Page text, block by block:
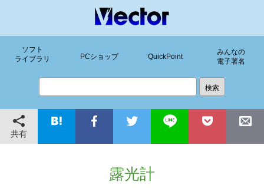
ソフト
ライブラリ
PCショップ QuickPoint
みんなの
電子署名
共有
露光計